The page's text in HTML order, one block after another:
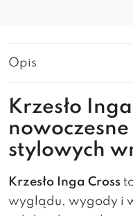
Opis
Krzesło
nowoczesne
stylowych
Krzesło Inga Cross
wyglądu, wygody i